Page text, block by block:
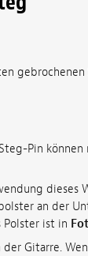
Pin
dieses
an der
Polster ist in
Gitarre.